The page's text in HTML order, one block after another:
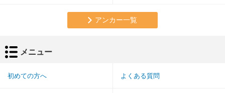
アンカー一覧
メニュー
初めての方へ よくある質問